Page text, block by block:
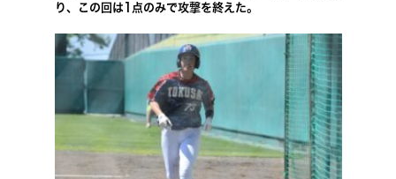
り、この回は1点のみで攻撃を終えた。